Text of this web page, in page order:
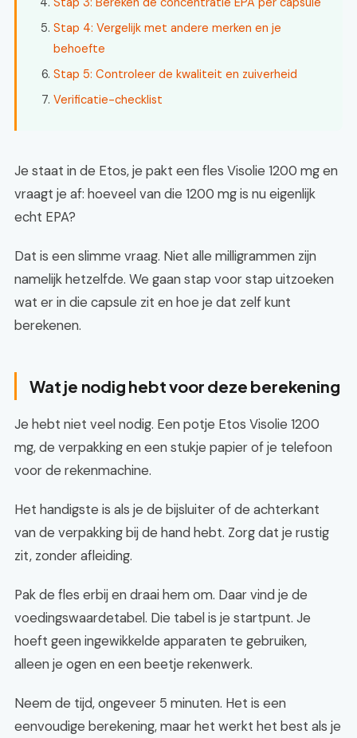
Stap 4: Vergelijk met andere merken en je
behoefte
Stap 5: Controleer de kwaliteit en zuiverheid
Verificatie-checklist
Je staat in de Etos, je pakt een fles Visolie 1200 mg en
vraagt je af: hoeveel van die 1200 mg is nu eigenlijk
echt EPA?
Dat is een slimme vraag. Niet alle milligrammen zijn
namelijk hetzelfde. We gaan stap voor stap uitzoeken
wat er in die capsule zit en hoe je dat zelf kunt
berekenen.
Wat je nodig hebt voor deze berekening
Je hebt niet veel nodig. Een potje Etos Visolie 1200
mg, de verpakking en een stukje papier of je telefoon
voor de rekenmachine.
Het handigste is als je de bijsluiter of de achterkant
van de verpakking bij de hand hebt. Zorg dat je rustig
zit, zonder afleiding.
Pak de fles erbij en draai hem om. Daar vind je de
voedingswaardetabel. Die tabel is je startpunt. Je
hoeft geen ingewikkelde apparaten te gebruiken,
alleen je ogen en een beetje rekenwerk.
Neem de tijd, ongeveer 5 minuten. Het is een
eenvoudige berekening, maar het werkt het best als je